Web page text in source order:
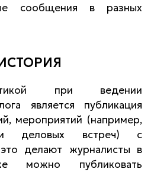
сообщения в разных
при ведении
является публикация
мероприятий (например,
деловых встреч) с
делают журналисты в
можно публиковать